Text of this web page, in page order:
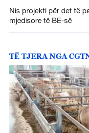
Nis projekti për det të
mjedisore të BE-së
TË TJERA NGA